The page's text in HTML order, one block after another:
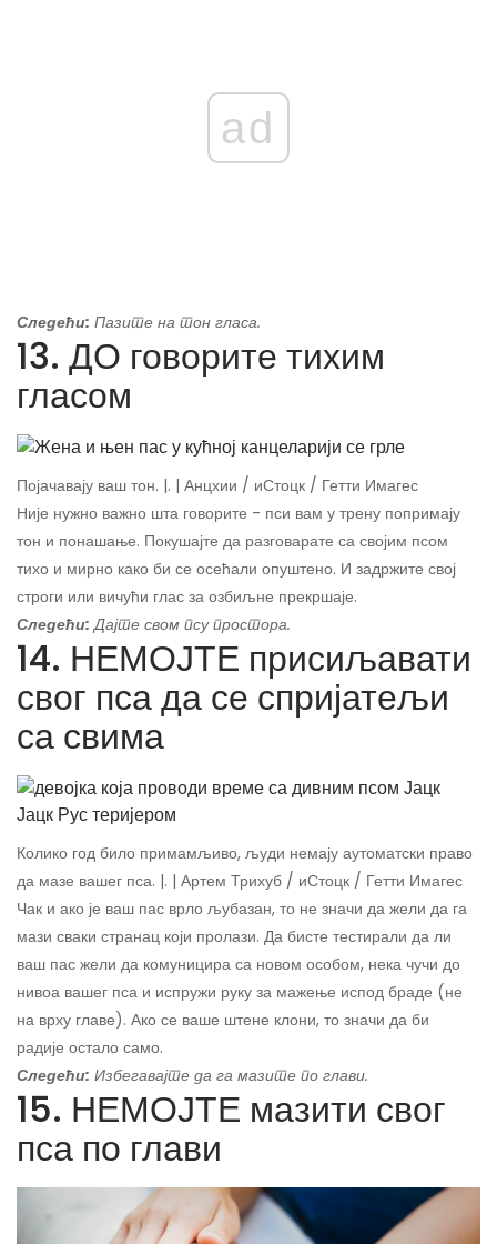
ad
Следећи: Пазите на тон гласа.
13. ДО говорите тихим
гласом
Појачавају ваш тон. |. | Анцхии / иСтоцк / Гетти Имагес
Није нужно важно шта говорите - пси вам у трену попримају
тон и понашање. Покушајте да разговарате са својим псом
тихо и мирно како би се осећали опуштено. И задржите свој
строги или вичући глас за озбиљне прекршаје.
Следећи: Дајте свом псу простора.
14. НЕМОЈТЕ присиљавати
свог пса да се спријатељи
са свима
Колико год било примамљиво, људи немају аутоматски право
да мазе вашег пса. |. | Артем Трихуб / иСтоцк / Гетти Имагес
Чак и ако је ваш пас врло љубазан, то не значи да жели да га
мази сваки странац који пролази. Да бисте тестирали да ли
ваш пас жели да комуницира са новом особом, нека чучи до
нивоа вашег пса и испружи руку за мажење испод браде (не
на врху главе). Ако се ваше штене клони, то значи да би
радије остало само.
Следећи: Избегавајте да га мазите по глави.
15. НЕМОЈТЕ мазити свог
пса по глави